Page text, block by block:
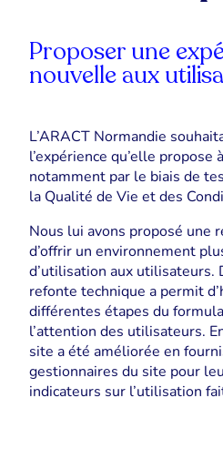
Proposer une
nouvelle aux
L’ARACT Normandie
l’expérience qu’elle propose
notamment par le biais de
la Qualité de Vie et des
Nous lui avons proposé une
d’offrir un environnement
d’utilisation aux utilisateurs.
refonte technique a permit
différentes étapes du
l’attention des utilisateurs.
site a été améliorée en
gestionnaires du site pour
indicateurs sur l’utilisation